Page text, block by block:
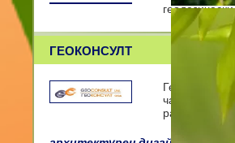
ГЕОКОНСУЛТ
Геоконсулт
частни
работеща в о